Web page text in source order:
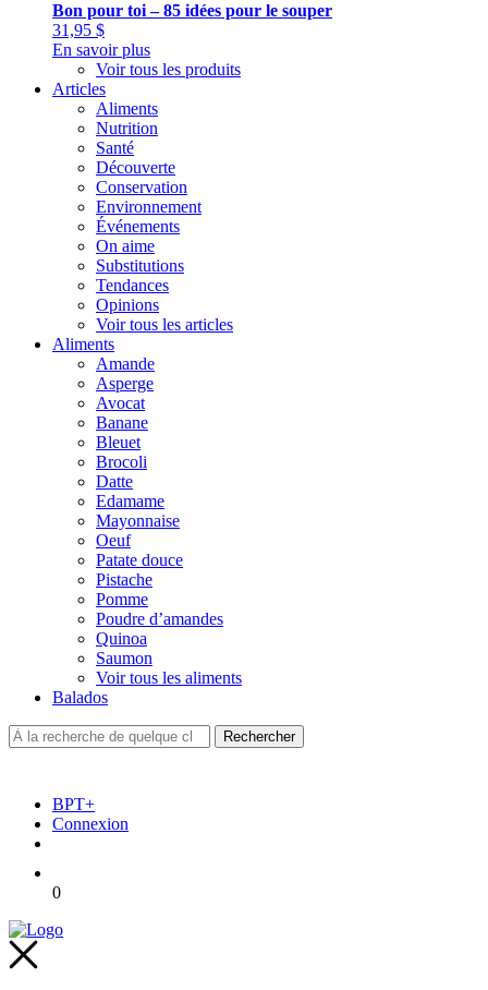
Bon pour toi – 85 idées pour le souper
31,95 $
En savoir plus
Voir tous les produits
Articles
Aliments
Nutrition
Santé
Découverte
Conservation
Environnement
Événements
On aime
Substitutions
Tendances
Opinions
Voir tous les articles
Aliments
Amande
Asperge
Avocat
Banane
Bleuet
Brocoli
Datte
Edamame
Mayonnaise
Oeuf
Patate douce
Pistache
Pomme
Poudre d’amandes
Quinoa
Saumon
Voir tous les aliments
Balados
BPT+
Connexion
0